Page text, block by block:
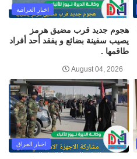
اخبار العراقية
هجوم جديد قرب مضيق هرمز
يصيب سفينة بضائع و يفقد أحد أفراد
طاقمها .
August 04, 2026
اخبار العراق